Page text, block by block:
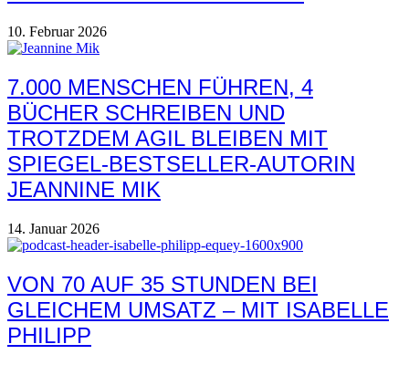
10. Februar 2026
7.000 MENSCHEN FÜHREN, 4
BÜCHER SCHREIBEN UND
TROTZDEM AGIL BLEIBEN MIT
SPIEGEL-BESTSELLER-AUTORIN
JEANNINE MIK
14. Januar 2026
VON 70 AUF 35 STUNDEN BEI
GLEICHEM UMSATZ – MIT ISABELLE
PHILIPP